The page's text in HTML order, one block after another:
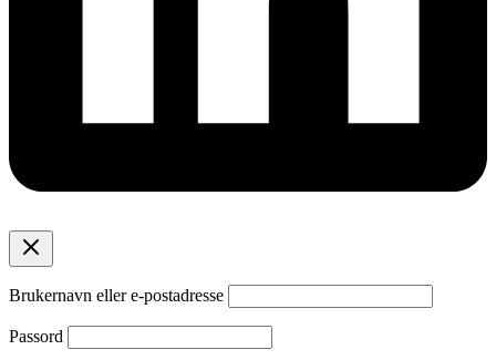
Brukernavn eller e-postadresse
Passord